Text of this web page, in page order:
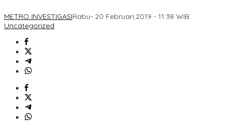
METRO INVESTIGASIRabu- 20 Februari,2019 - 11:38 WIB
Uncategorized